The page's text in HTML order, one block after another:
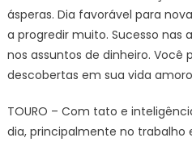
ásperas. Dia favorável para
a progredir muito. Sucesso nas
nos assuntos de dinheiro. Você
descobertas em sua vida
TOURO – Com tato e
dia, principalmente no trabalho